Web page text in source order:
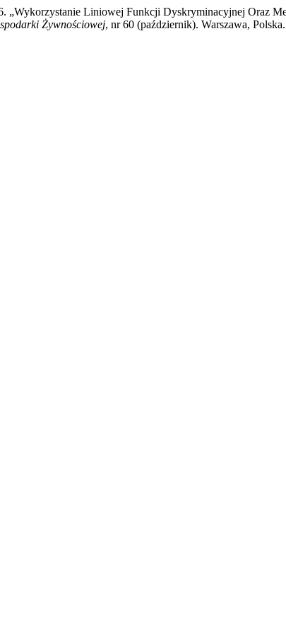
„Wykorzystanie Liniowej Funkcji Dyskryminacyjnej Oraz
Żywnościowej, nr 60 (październik). Warszawa,